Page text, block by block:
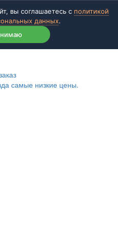
вы соглашаетесь с политикой
данных.
самые низкие цены.